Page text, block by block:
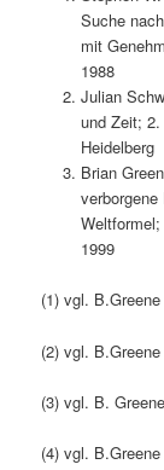
Suche
mit
1988
Julian
und Zeit;
Heidelberg
Brian
1999
(1) vgl.
(2) vgl.
(3) vgl. B.
(4) vgl.